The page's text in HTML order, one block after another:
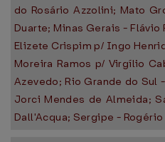
do Rosário Azzolini; Mato
Duarte; Minas Gerais - Flávio
Elizete Crispim p/ Ingo
Moreira Ramos p/ Virgílio
Azevedo; Rio Grande do Sul
Jorci Mendes de Almeida;
Dall'Acqua; Sergipe -